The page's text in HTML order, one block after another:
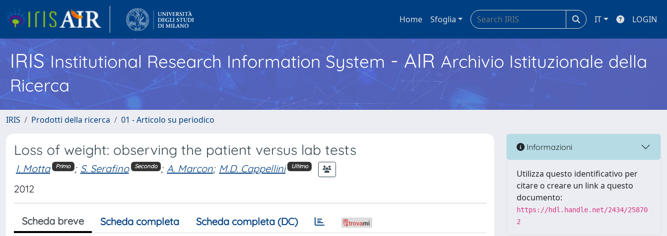
Home Sfoglia IT LOGIN
IRISInstitutional Research Information System - AIR Archivio Istituzionale della
Ricerca
IRIS Prodotti della ricerca 01 - Articolo su periodico
Loss of weight: observing the patient versus lab tests
I. Motta Primo ; S. Serafino Secondo ; A. Marcon; M.D. Cappellini Ultimo
2012
Scheda breve Scheda completa Scheda completa (DC)
Informazioni
Utilizza questo identificativo per
citare o creare un link a questo
documento:
https://hdl.handle.net/2434/25870
2